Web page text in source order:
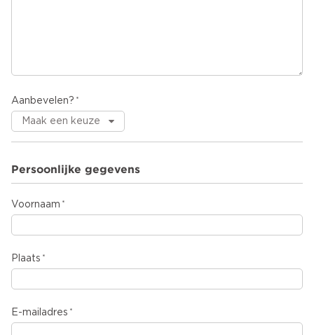
Aanbevelen?
Persoonlijke gegevens
Voornaam
Plaats
E-mailadres